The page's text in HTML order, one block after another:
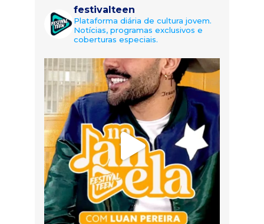
festivalteen
Plataforma diária de cultura jovem.
Notícias, programas exclusivos e
coberturas especiais.